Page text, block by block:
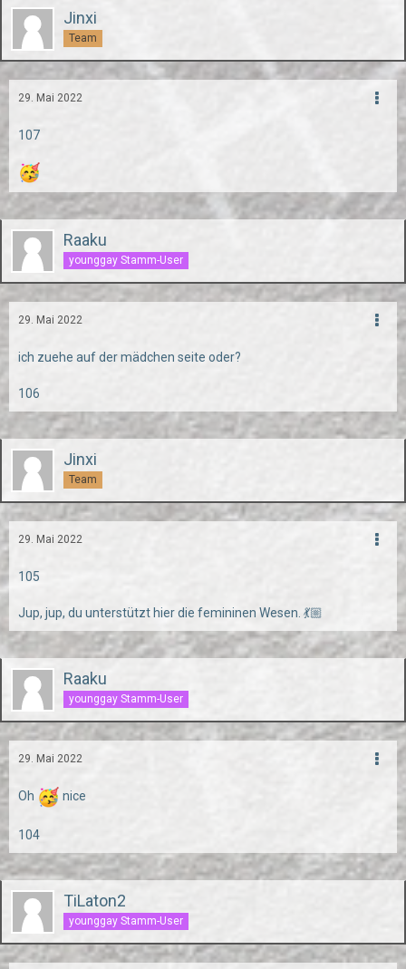
Jinxi
Team
29. Mai 2022
107
Raaku
younggay Stamm-User
29. Mai 2022
ich zuehe auf der mädchen seite oder?
106
Jinxi
Team
29. Mai 2022
105
Jup, jup, du unterstützt hier die femininen Wesen. 💃🏼
Raaku
younggay Stamm-User
29. Mai 2022
Oh nice
104
TiLaton2
younggay Stamm-User